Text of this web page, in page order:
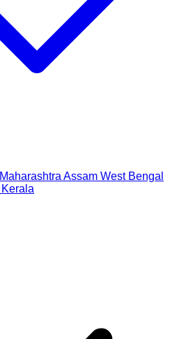
Maharashtra Assam West Bengal
Kerala